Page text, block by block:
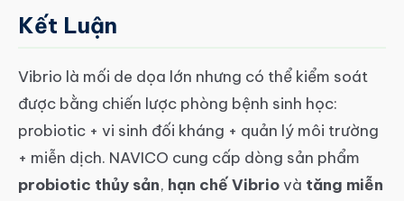
Kết Luận
Vibrio là mối de dọa lớn nhưng có thể kiểm soát
được bằng chiến lược phòng bệnh sinh học:
probiotic + vi sinh đối kháng + quản lý môi trường
+ miễn dịch. NAVICO cung cấp dòng sản phẩm
probiotic thủy sản, hạn chế Vibriovà tăng miễn